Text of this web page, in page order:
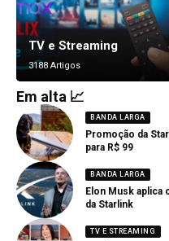
TV e Streaming
3188 Artigos
Em alta 📈
BANDA LARGA
Promoção da
para R$ 99
BANDA LARGA
Elon Musk aplica
da Starlink
TV E STREAMING